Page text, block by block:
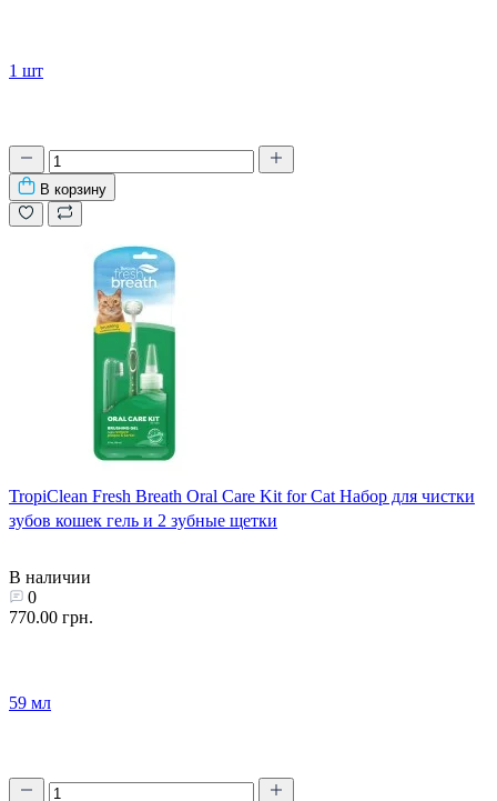
1 шт
В корзину
TropiClean Fresh Breath Oral Care Kit for Cat Набор для чистки
зубов кошек гель и 2 зубные щетки
В наличии
0
770.00 грн.
59 мл